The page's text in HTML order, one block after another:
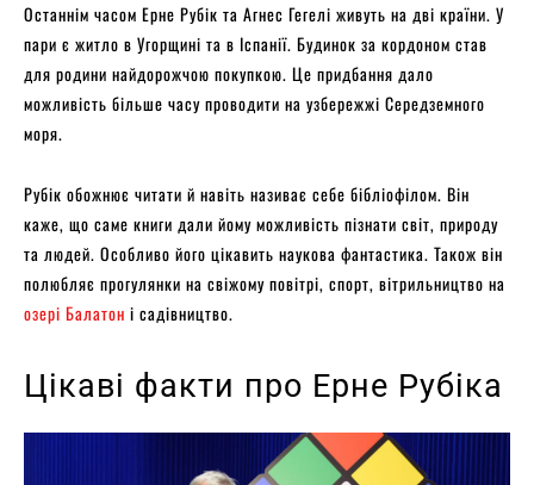
Останнім часом Ерне Рубік та Агнес Гегелі живуть на дві країни. У
пари є житло в Угорщині та в Іспанії. Будинок за кордоном став
для родини найдорожчою покупкою. Це придбання дало
можливість більше часу проводити на узбережжі Середземного
моря.
Рубік обожнює читати й навіть називає себе бібліофілом. Він
каже, що саме книги дали йому можливість пізнати світ, природу
та людей. Особливо його цікавить наукова фантастика. Також він
полюбляє прогулянки на свіжому повітрі, спорт, вітрильництво на
озері Балатон і садівництво.
Цікаві факти про Ерне Рубіка